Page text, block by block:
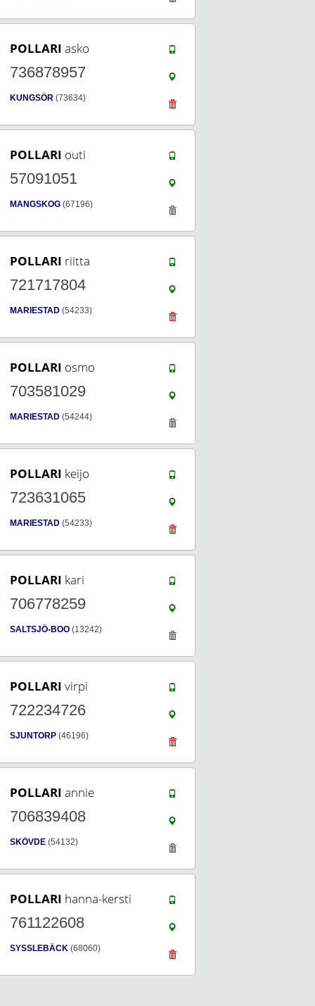
POLLARI asko
736878957
KUNGSÖR (73634)
POLLARI outi
57091051
MANGSKOG (67196)
POLLARI riitta
721717804
MARIESTAD (54233)
POLLARI osmo
703581029
MARIESTAD (54244)
POLLARI keijo
723631065
MARIESTAD (54233)
POLLARI kari
706778259
SALTSJÖ-BOO (13242)
POLLARI virpi
722234726
SJUNTORP (46196)
POLLARI annie
706839408
SKÖVDE (54132)
POLLARI hanna-kersti
761122608
SYSSLEBÄCK (68060)